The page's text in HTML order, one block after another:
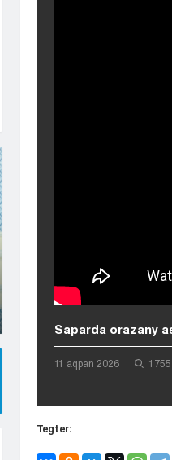
Saparda orazany
11 aqpan 2026 1755
Tegter: